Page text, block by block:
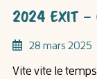
2024 Exit
28 mars 2025
Vite vite le